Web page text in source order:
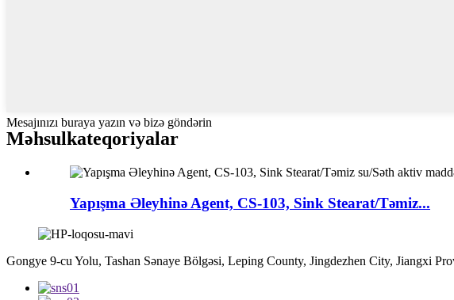
Mesajınızı buraya yazın və bizə göndərin
Məhsulkateqoriyalar
Yapışma Əleyhinə Agent, CS-103, Sink Stearat/Təmiz...
Gongye 9-cu Yolu, Tashan Sənaye Bölgəsi, Leping County, Jingdezhen City, Jiangxi